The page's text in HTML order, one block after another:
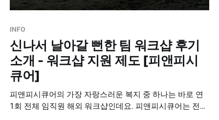
INFO
신나서 날아갈 뻔한 팀 워크샵 후기
소개 - 워크샵 지원 제도 [피앤피시
큐어]
피앤피시큐어의 가장 자랑스러운 복지 중 하나는 바로 연
1회 전체 임직원 해외 워크샵인데요. 피앤피시큐어는 전체